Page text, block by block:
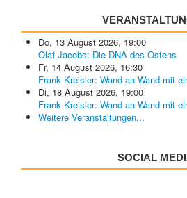
Do, 13 August 2026, 19:00
Olaf Jacobs: Die DNA des Ostens
Fr, 14 August 2026, 16:30
Frank Kreisler: Wand an Wand mit
Di, 18 August 2026, 19:00
Frank Kreisler: Wand an Wand mit
Weitere Veranstaltungen...
SOCIAL